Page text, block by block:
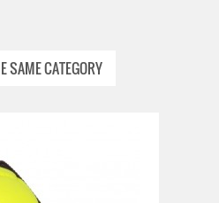
SAME CATEGORY